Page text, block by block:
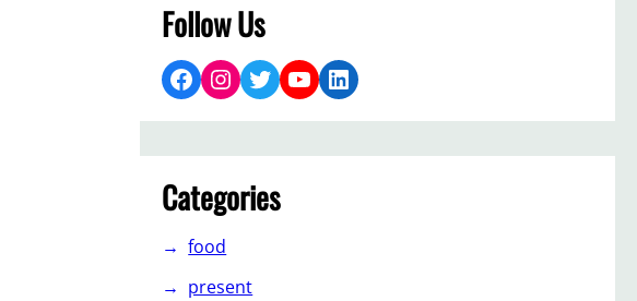
Follow Us
Facebook Instagram Twitter YouTube LinkedIn
Categories
food
present